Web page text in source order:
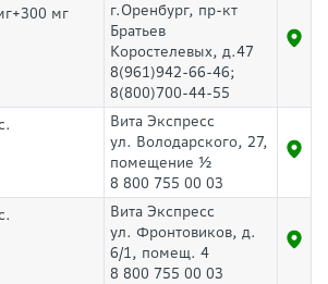
мг
г.Оренбург, пр-кт
Братьев
Коростелевых, д.47
8(961)942-66-46;
8(800)700-44-55
Вита Экспресс
ул. Володарского, 27,
помещение ½
8 800 755 00 03
Вита Экспресс
ул. Фронтовиков, д.
6/1, помещ. 4
8 800 755 00 03